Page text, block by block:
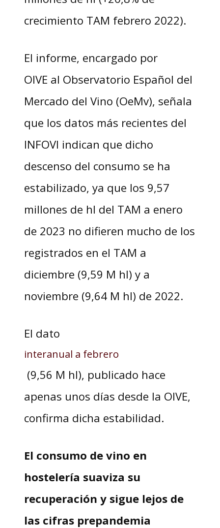
crecimiento TAM febrero 2022).
El informe, encargado por
OIVE al Observatorio Español del
Mercado del Vino (OeMv), señala
que los datos más recientes del
INFOVI indican que dicho
descenso del consumo se ha
estabilizado, ya que los 9,57
millones de hl del TAM a enero
de 2023 no difieren mucho de los
registrados en el TAM a
diciembre (9,59 M hl) y a
noviembre (9,64 M hl) de 2022.
El dato
interanual a febrero
(9,56 M hl), publicado hace
apenas unos días desde la OIVE,
confirma dicha estabilidad.
El consumo de vino en
hostelería suaviza su
recuperación y sigue lejos de
las cifras prepandemia